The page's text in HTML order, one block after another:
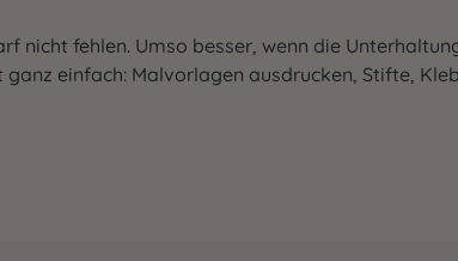
fehlen. Umso besser, wenn die
einfach: Malvorlagen ausdrucken, Stifte,